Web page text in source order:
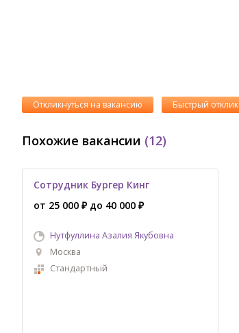
Откликнуться на вакансию Быстрый отклик
Похожие вакансии (12)
Сотрудник Бургер Кинг
от 25 000 ₽ до 40 000 ₽
Нутфуллина Азалия Якубовна
Москва
Стандартный